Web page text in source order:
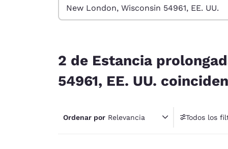
Región y
Estados
América
United
América
2 de Estancia
54961, EE. UU.
Ordenar por Relevancia Todos los
4